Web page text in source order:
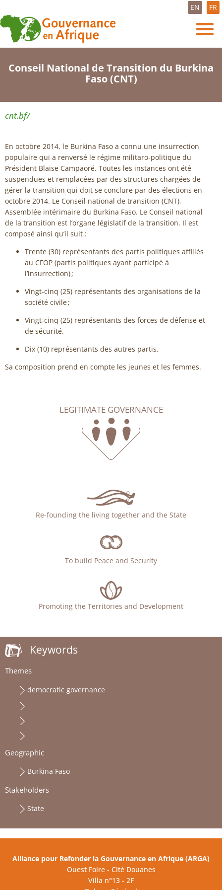
EN FR
Conseil National de Transition du Burkina
Faso (CNT)
cnt.bf/
En octobre 2014, le Burkina Faso a connu une insurrection
populaire qui a renversé le régime militaro-politique du
Président Blaise Campaoré. Toutes les instances ont été
suspendues et remplacées par des structures chargées de
gérer la transition qui doit se conclure par des élections en
octobre 2014. Le Conseil national de transition (CNT),
Assemblée intérimaire du Burkina Faso. Le Conseil national
de la transition est l’organe législatif de la transition. Il est
composé ainsi qu’il suit :
Trente (30) représentants des partis politiques affiliés
au CFOP (partis politiques ayant participé à
l’insurrection) ;
Vingt-cinq (25) représentants des organisations de la
société civile ;
Vingt-cinq (25) représentants des forces de défense et
de sécurité.
Dix (10) représentants des autres partis.
Sa composition prend en compte les jeunes et les femmes.
LEGITIMATE GOVERNANCE
Re-founding the living together and the State
To build Peace and Security
Promoting the Territories and Development
Keywords
Themes
democratic governance
Geographic
Burkina Faso
Stakeholders
State
Alliance pour Refonder la Gouvernance en Afrique (ARGA)
Ouest Foire - Cité Douanes
Villa n°13 - 2F